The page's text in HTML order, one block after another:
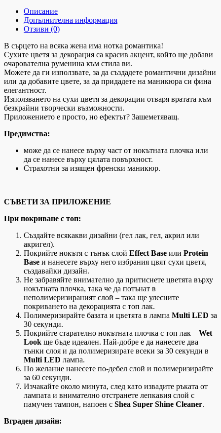
Описание
Допълнителна информация
Отзиви (0)
В сърцето на всяка жена има нотка романтика!
Сухите цветя за декорация са красив акцент, който ще добави
очарователна руменина към стила ви.
Можете да ги използвате, за да създадете романтични дизайни
или да добавите цвете, за да придадете на маникюра си фина
елегантност.
Използването на сухи цветя за декорации отваря вратата към
безкрайни творчески възможности.
Приложението е просто, но ефектът? Зашеметяващ.
Предимства:
може да се нанесе върху част от нокътната плочка или
да се нанесе върху цялата повърхност.
Страхотни за изящен френски маникюр.
СЪВЕТИ ЗА ПРИЛОЖЕНИЕ
При покриване с топ:
Създайте всякакви дизайни (гел лак, гел, акрил или
акригел).
Покрийте нокътя с тънък слой Effect Base или Protein
Base и нанесете върху него избрания цвят сухи цветя,
създавайки дизайн.
Не забравяйте внимателно да притиснете цветята върху
нокътната плочка, така че да потънат в
неполимеризираният слой – така ще улесните
покриването на декорацията с топ лак.
Полимеризирайте базата и цветята в лампа Multi LED за
30 секунди.
Покрийте старателно нокътната плочка с топ лак – Wet
Look ще бъде идеален. Най-добре е да нанесете два
тънки слоя и да полимеризирате всеки за 30 секунди в
Multi LED лампа.
По желание нанесете по-дебел слой и полимеризирайте
за 60 секунди.
Изчакайте около минута, след като извадите ръката от
лампата и внимателно отстранете лепкавия слой с
памучен тампон, напоен с Shea Super Shine Cleaner.
Вграден дизайн: